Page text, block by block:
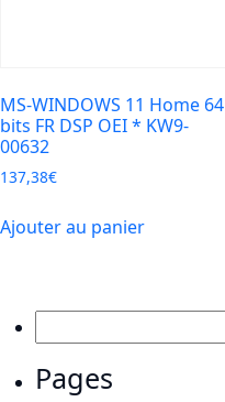
MS-WINDOWS 11 Home 64
bits FR DSP OEI * KW9-
00632
137,38€
Ajouter au panier
Pages